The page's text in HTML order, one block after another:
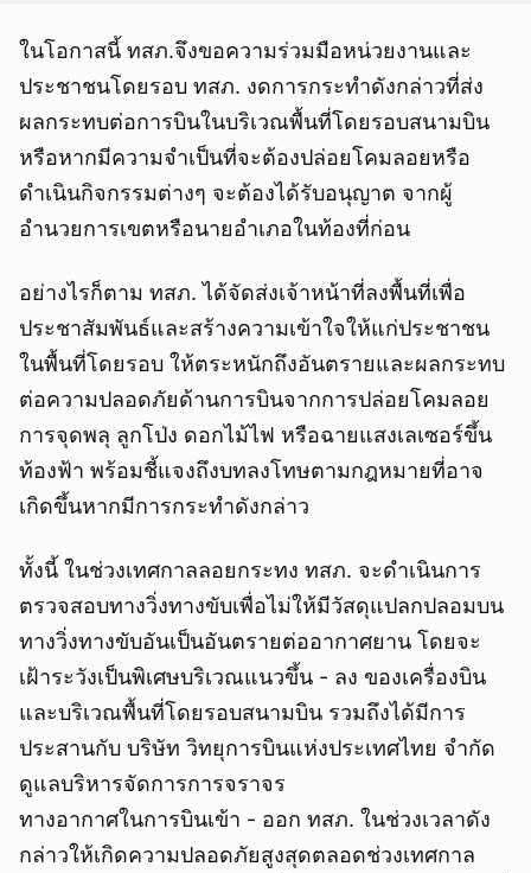
ในโอกาสนี้ ทสภ.จึงขอความร่วมมือหน่วยงานและ
ประชาชนโดยรอบ ทสภ. งดการกระทำดังกล่าวที่ส่ง
ผลกระทบต่อการบินในบริเวณพื้นที่โดยรอบสนามบิน
หรือหากมีความจำเป็นที่จะต้องปล่อยโคมลอยหรือ
ดำเนินกิจกรรมต่างๆ จะต้องได้รับอนุญาต จากผู้
อำนวยการเขตหรือนายอำเภอในท้องที่ก่อน
อย่างไรก็ตาม ทสภ. ได้จัดส่งเจ้าหน้าที่ลงพื้นที่เพื่อ
ประชาสัมพันธ์และสร้างความเข้าใจให้แก่ประชาชน
ในพื้นที่โดยรอบ ให้ตระหนักถึงอันตรายและผลกระทบ
ต่อความปลอดภัยด้านการบินจากการปล่อยโคมลอย
การจุดพลุ ลูกโป่ง ดอกไม้ไฟ หรือฉายแสงเลเซอร์ขึ้น
ท้องฟ้า พร้อมชี้แจงถึงบทลงโทษตามกฎหมายที่อาจ
เกิดขึ้นหากมีการกระทำดังกล่าว
ทั้งนี้ ในช่วงเทศกาลลอยกระทง ทสภ. จะดำเนินการ
ตรวจสอบทางวิ่งทางขับเพื่อไม่ให้มีวัสดุแปลกปลอมบน
ทางวิ่งทางขับอันเป็นอันตรายต่ออากาศยาน โดยจะ
เฝ้าระวังเป็นพิเศษบริเวณแนวขึ้น - ลง ของเครื่องบิน
และบริเวณพื้นที่โดยรอบสนามบิน รวมถึงได้มีการ
ประสานกับ บริษัท วิทยุการบินแห่งประเทศไทย จำกัด
ดูแลบริหารจัดการการจราจร
ทางอากาศในการบินเข้า - ออก ทสภ. ในช่วงเวลาดัง
กล่าวให้เกิดความปลอดภัยสูงสุดตลอดช่วงเทศกาล